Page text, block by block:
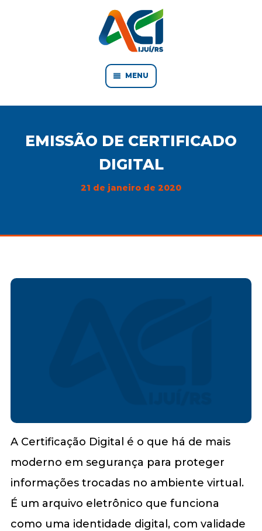
MENU
EMISSÃO DE CERTIFICADO
DIGITAL
21 de janeiro de 2020
A Certificação Digital é o que há de mais
moderno em segurança para proteger
informações trocadas no ambiente virtual.
É um arquivo eletrônico que funciona
como uma identidade digital, com validade